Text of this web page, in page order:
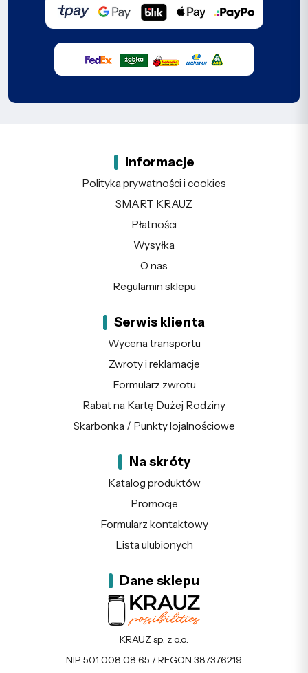
Informacje
Polityka prywatności i cookies
SMART KRAUZ
Płatności
Wysyłka
O nas
Regulamin sklepu
Serwis klienta
Wycena transportu
Zwroty i reklamacje
Formularz zwrotu
Rabat na Kartę Dużej Rodziny
Skarbonka / Punkty lojalnościowe
Na skróty
Katalog produktów
Promocje
Formularz kontaktowy
Lista ulubionych
Dane sklepu
KRAUZ sp. z o.o.
NIP 501 008 08 65 / REGON 387376219